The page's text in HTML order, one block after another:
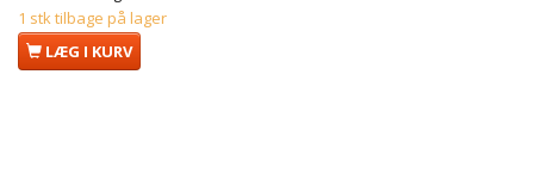
1 stk tilbage på lager
LÆG I KURV